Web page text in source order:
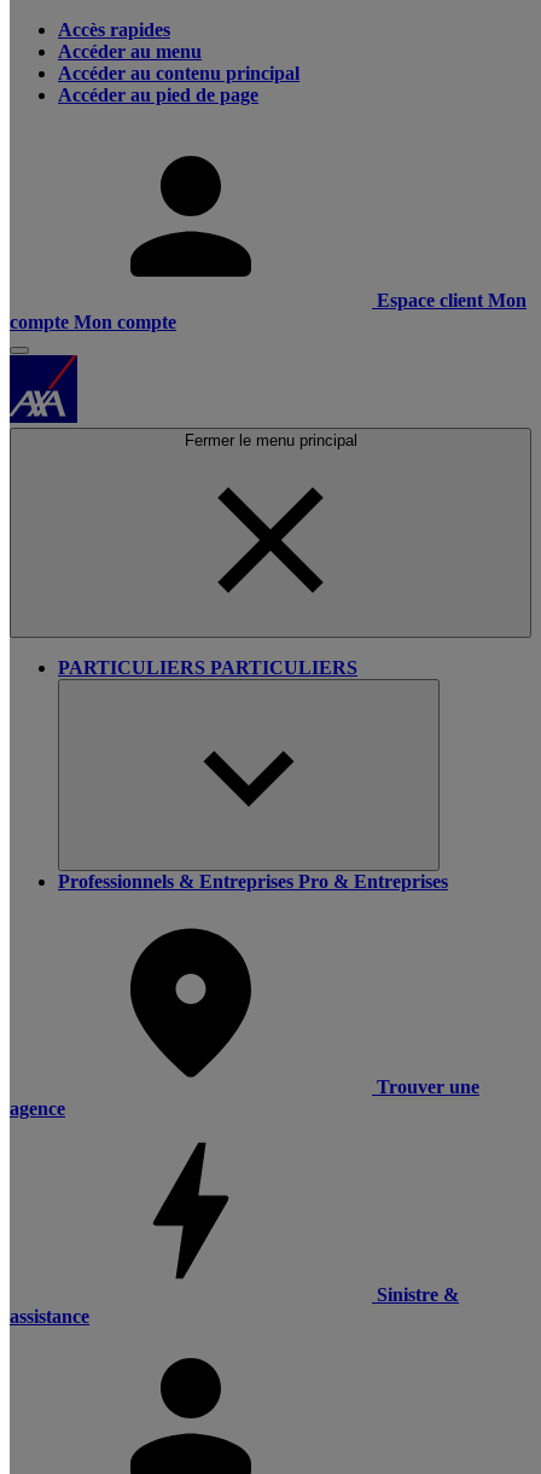
Accès rapides
Accéder au menu
Accéder au contenu principal
Accéder au pied de page
Espace client Mon
compte Mon compte
Fermer le menu principal
PARTICULIERS PARTICULIERS
Professionnels & Entreprises Pro & Entreprises
Trouver une
agence
Sinistre &
assistance